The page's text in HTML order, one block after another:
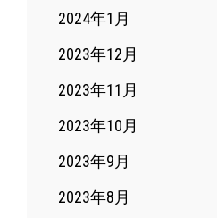
2024年1月
2023年12月
2023年11月
2023年10月
2023年9月
2023年8月